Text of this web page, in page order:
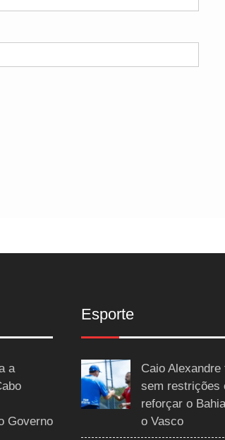
a
Governo
Esporte
Caio Alexandre
sem restrições
reforçar o
o Vasco